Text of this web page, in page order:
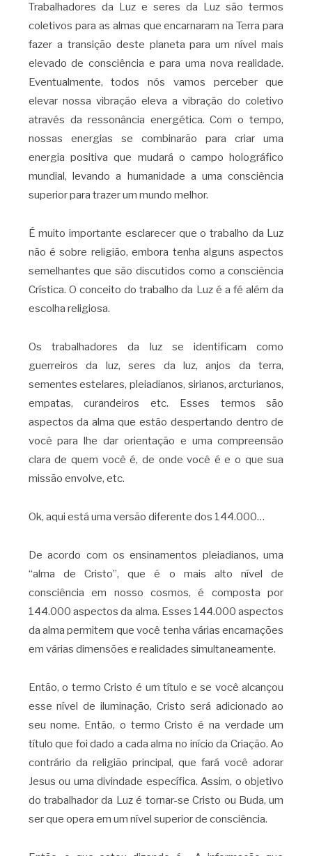
Trabalhadores da Luz e seres da Luz são termos
coletivos para as almas que encarnaram na Terra para
fazer a transição deste planeta para um nível mais
elevado de consciência e para uma nova realidade.
Eventualmente, todos nós vamos perceber que
elevar nossa vibração eleva a vibração do coletivo
através da ressonância energética. Com o tempo,
nossas energias se combinarão para criar uma
energia positiva que mudará o campo holográfico
mundial, levando a humanidade a uma consciência
superior para trazer um mundo melhor.
É muito importante esclarecer que o trabalho da Luz
não é sobre religião, embora tenha alguns aspectos
semelhantes que são discutidos como a consciência
Crística. O conceito do trabalho da Luz é a fé além da
escolha religiosa.
Os trabalhadores da luz se identificam como
guerreiros da luz, seres da luz, anjos da terra,
sementes estelares, pleiadianos, sirianos, arcturianos,
empatas, curandeiros etc. Esses termos são
aspectos da alma que estão despertando dentro de
você para lhe dar orientação e uma compreensão
clara de quem você é, de onde você é e o que sua
missão envolve, etc.
Ok, aqui está uma versão diferente dos 144.000…
De acordo com os ensinamentos pleiadianos, uma
“alma de Cristo”, que é o mais alto nível de
consciência em nosso cosmos, é composta por
144.000 aspectos da alma. Esses 144.000 aspectos
da alma permitem que você tenha várias encarnações
em várias dimensões e realidades simultaneamente.
Então, o termo Cristo é um título e se você alcançou
esse nível de iluminação, Cristo será adicionado ao
seu nome. Então, o termo Cristo é na verdade um
título que foi dado a cada alma no início da Criação. Ao
contrário da religião principal, que fará você adorar
Jesus ou uma divindade específica. Assim, o objetivo
do trabalhador da Luz é tornar-se Cristo ou Buda, um
ser que opera em um nível superior de consciência.